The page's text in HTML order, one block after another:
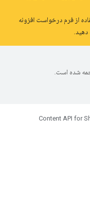
از فرم درخواست افزونه
شده است.
Content API for